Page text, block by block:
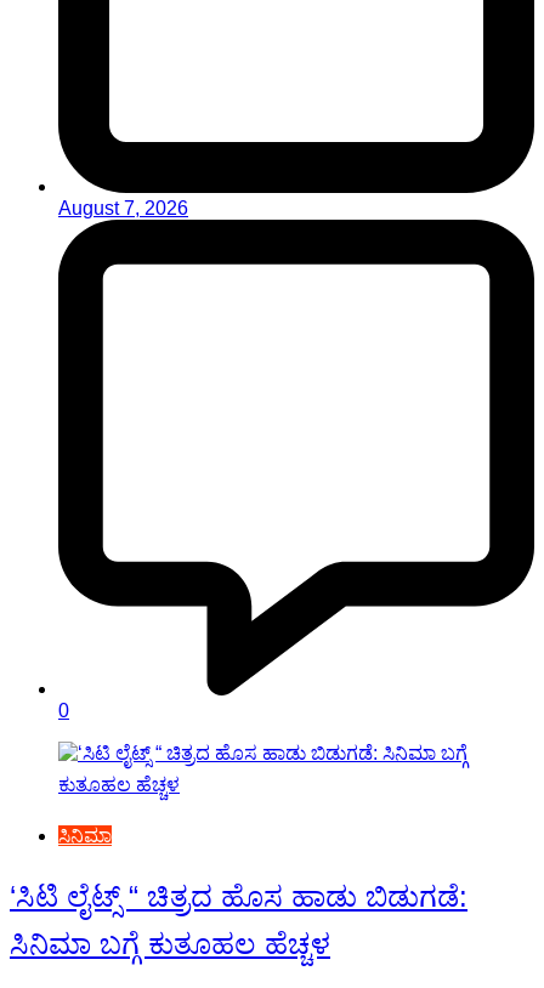
August 7, 2026
0
ಸಿನಿಮಾ
‘ಸಿಟಿ ಲೈಟ್ಸ್ “ ಚಿತ್ರದ ಹೊಸ ಹಾಡು ಬಿಡುಗಡೆ:
ಸಿನಿಮಾ ಬಗ್ಗೆ ಕುತೂಹಲ ಹೆಚ್ಚಳ